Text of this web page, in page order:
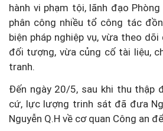
hành vi phạm tội, lãnh đạo
phân công nhiều tổ công tác
biện pháp nghiệp vụ, vừa theo
đối tượng, vừa củng cố tài liệu,
tranh.
Đến ngày 20/5, sau khi thu thập
cứ, lực lượng trinh sát đã đưa
Nguyễn Q.H về cơ quan Công an